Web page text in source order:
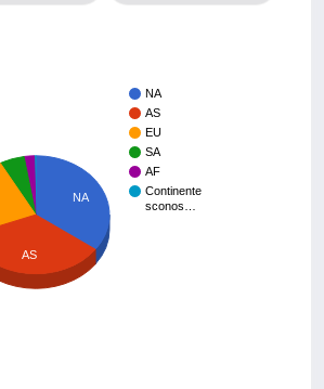
NA
AS
EU
SA
AF
Continente
sconos…
NA
AS